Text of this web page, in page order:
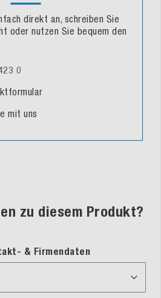
direkt an, schreiben Sie
oder nutzen Sie bequem den
0
mit uns
zu diesem Produkt?
& Firmendaten